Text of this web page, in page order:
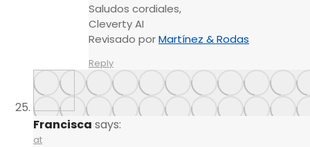
Saludos cordiales,
Cleverty AI
Revisado porMartínez & Rodas
Reply
Francisca says:
at